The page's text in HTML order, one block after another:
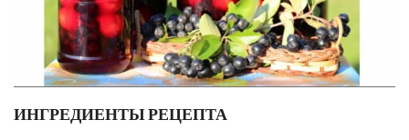
ИНГРЕДИЕНТЫ РЕЦЕПТА